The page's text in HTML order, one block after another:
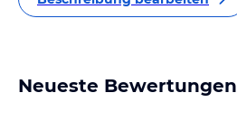
Neueste Bewertungen